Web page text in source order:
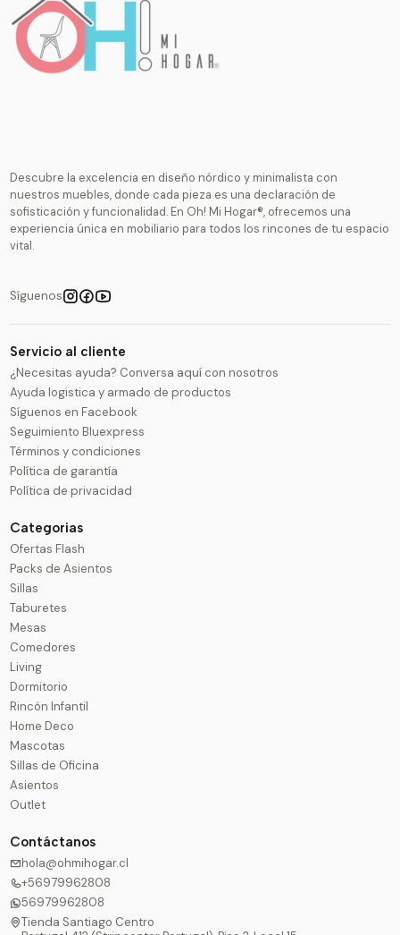
Descubre la excelencia en diseño nórdico y minimalista con
nuestros muebles, donde cada pieza es una declaración de
sofisticación y funcionalidad. En Oh! Mi Hogar®, ofrecemos una
experiencia única en mobiliario para todos los rincones de tu espacio
vital.
Síguenos
Servicio al cliente
¿Necesitas ayuda? Conversa aquí con nosotros
Ayuda logistica y armado de productos
Síguenos en Facebook
Seguimiento Bluexpress
Términos y condiciones
Política de garantía
Política de privacidad
Categorias
Ofertas Flash
Packs de Asientos
Sillas
Taburetes
Mesas
Comedores
Living
Dormitorio
Rincón Infantil
Home Deco
Mascotas
Sillas de Oficina
Asientos
Outlet
Contáctanos
hola@ohmihogar.cl
+56979962808
56979962808
Tienda Santiago Centro